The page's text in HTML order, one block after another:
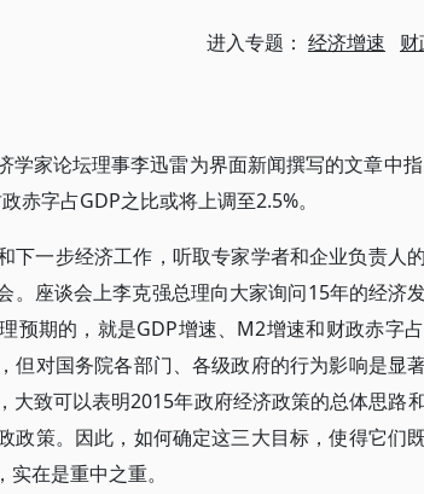
进入专题： 经济增速
学家论坛理事李迅雷为界面新闻撰写的文章中
赤字占GDP之比或将上调至2.5%。
下一步经济工作，听取专家学者和企业负责人
。座谈会上李克强总理向大家询问15年的经济
预期的，就是GDP增速、M2增速和财政赤字
但对国务院各部门、各级政府的行为影响是显
致可以表明2015年政府经济政策的总体思路
政策。因此，如何确定这三大目标，使得它们
在是重中之重。